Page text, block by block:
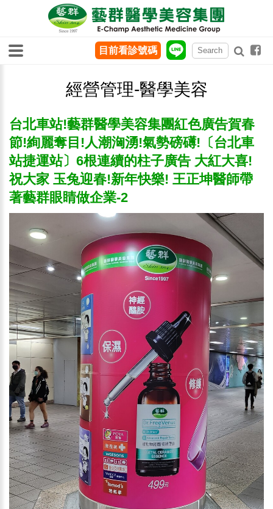
經營管理-醫學美容
台北車站!藝群醫學美容集團紅色廣告賀春
節!絢麗奪目!人潮洶湧!氣勢磅礡!〔台北車
站捷運站〕6根連續的柱子廣告 大紅大喜!
祝大家 玉兔迎春!新年快樂! 王正坤醫師帶
著藝群眼睛做企業-2
目前看診號碼